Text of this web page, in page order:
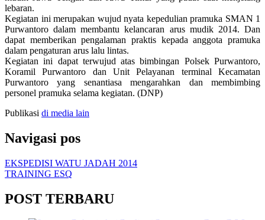
lebaran.
Kegiatan ini merupakan wujud nyata kepedulian pramuka SMAN 1
Purwantoro dalam membantu kelancaran arus mudik 2014. Dan
dapat memberikan pengalaman praktis kepada anggota pramuka
dalam pengaturan arus lalu lintas.
Kegiatan ini dapat terwujud atas bimbingan Polsek Purwantoro,
Koramil Purwantoro dan Unit Pelayanan terminal Kecamatan
Purwantoro yang senantiasa mengarahkan dan membimbing
personel pramuka selama kegiatan. (DNP)
Publikasi di media lain
Navigasi pos
EKSPEDISI WATU JADAH 2014
TRAINING ESQ
POST TERBARU